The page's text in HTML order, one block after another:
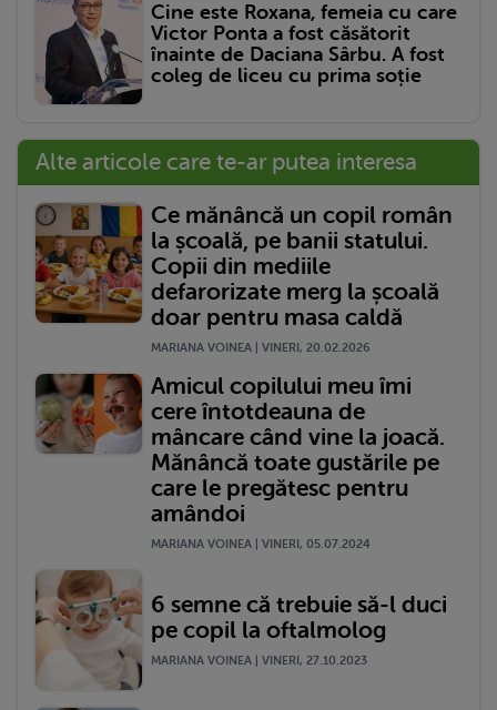
Cine este Roxana, femeia cu care
Victor Ponta a fost căsătorit
înainte de Daciana Sârbu. A fost
coleg de liceu cu prima soție
Alte articole care te-ar putea interesa
Ce mănâncă un copil român
la școală, pe banii statului.
Copii din mediile
defarorizate merg la școală
doar pentru masa caldă
MARIANA VOINEA | VINERI, 20.02.2026
Amicul copilului meu îmi
cere întotdeauna de
mâncare când vine la joacă.
Mănâncă toate gustările pe
care le pregătesc pentru
amândoi
MARIANA VOINEA | VINERI, 05.07.2024
6 semne că trebuie să-l duci
pe copil la oftalmolog
MARIANA VOINEA | VINERI, 27.10.2023